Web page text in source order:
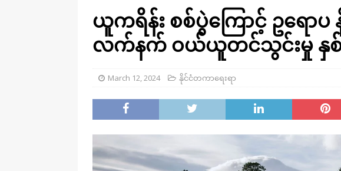
ယူကရိန်း စစ်ပွဲကြောင့် ဥရောပ
လက်နက် ဝယ်ယူတင်သွင်းမှု နှ
March 12, 2024 နိုင်ငံတကာရေးရာ